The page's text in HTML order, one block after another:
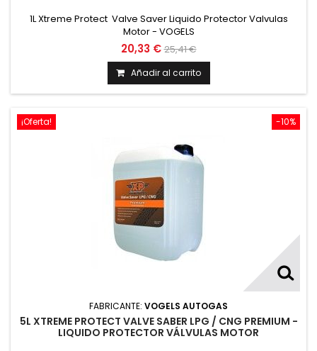
1L Xtreme Protect Valve Saver Liquido Protector Valvulas
Motor - VOGELS
20,33 €25,41 €
Añadir al carrito
¡Oferta!
FABRICANTE: VOGELS AUTOGAS
5L XTREME PROTECT VALVE SABER LPG / CNG PREMIUM -
LIQUIDO PROTECTOR VÁLVULAS MOTOR
-10%